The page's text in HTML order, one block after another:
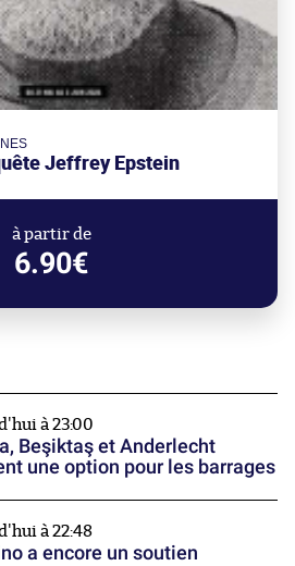
Jeffrey Epstein
à partir de
6.90€
à 23:00
Beşiktaş et Anderlecht
une option pour les barrages
à 22:48
a encore un soutien